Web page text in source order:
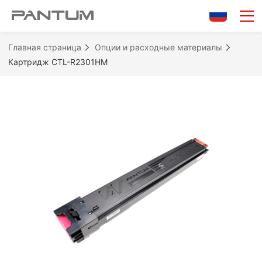
Главная страница
Опции и расходные материалы
Картридж CTL-R2301HM